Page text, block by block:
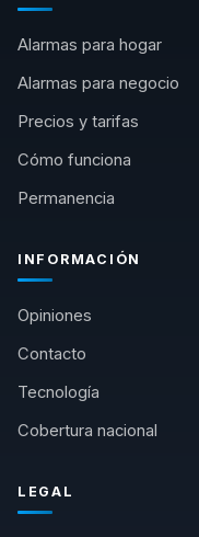
Alarmas para hogar
Alarmas para negocio
Precios y tarifas
Cómo funciona
Permanencia
INFORMACIÓN
Opiniones
Contacto
Tecnología
Cobertura nacional
LEGAL